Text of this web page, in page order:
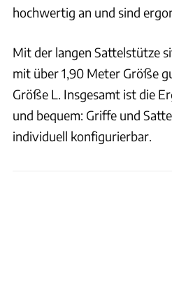
hochwertig an und sind
Mit der langen Sattelstütze
mit über 1,90 Meter Größe
Größe L. Insgesamt ist die
und bequem: Griffe und
individuell konfigurierbar.